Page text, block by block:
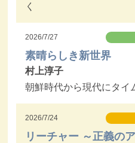
く
2026/7/27
素晴らしき新世界
村上淳子
朝鮮時代から現代にタイ
2026/7/24
リーチャー ～正義の